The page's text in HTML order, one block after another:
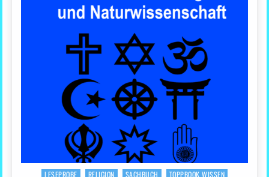
Posted
LESEPROBE RELIGION SACHBUCH TOPPBOOK WISSEN